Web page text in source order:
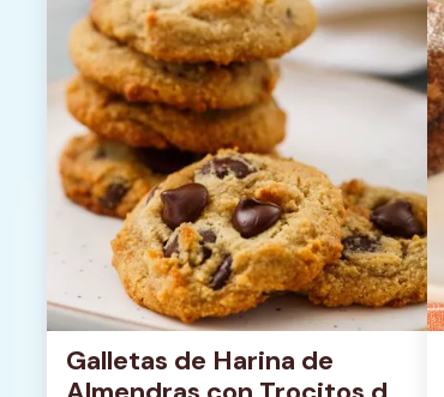
Galletas de Harina de